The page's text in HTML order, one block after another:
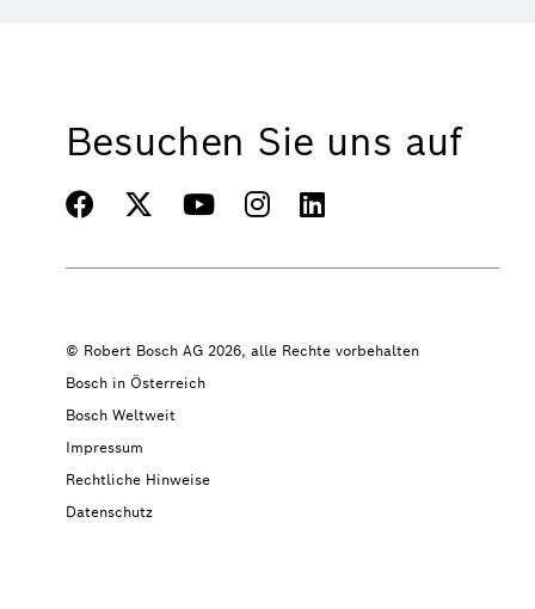
Besuchen Sie uns auf
© Robert Bosch AG 2026, alle Rechte vorbehalten
Bosch in Österreich
Bosch Weltweit
Impressum
Rechtliche Hinweise
Datenschutz